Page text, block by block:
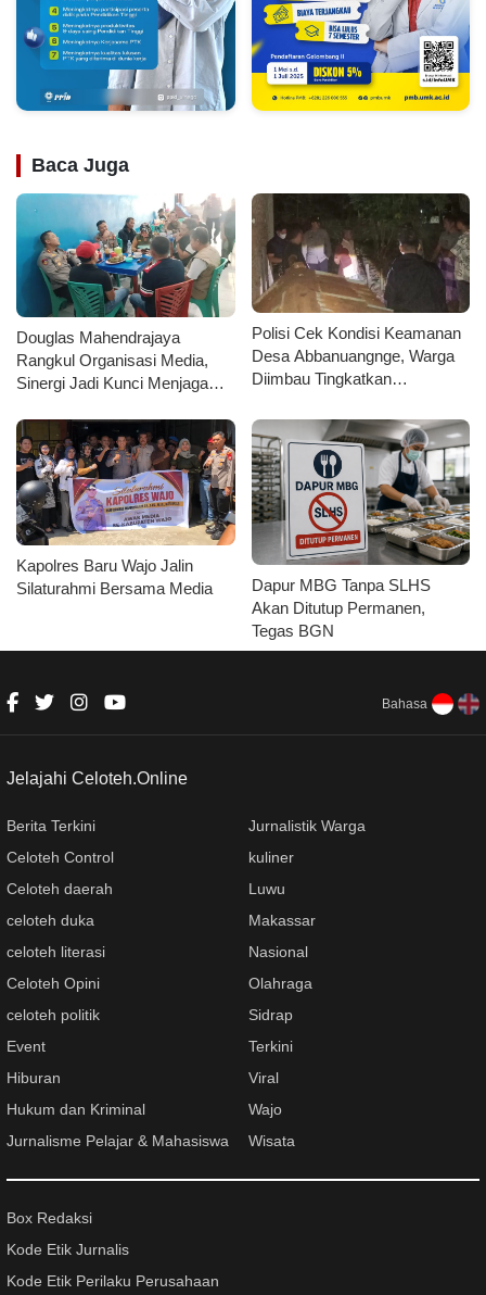
Baca Juga
Douglas Mahendrajaya
Rangkul Organisasi Media,
Sinergi Jadi Kunci Menjaga
Polisi Cek Kondisi Keamanan
Desa Abbanuangnge, Warga
Diimbau Tingkatkan
Kapolres Baru Wajo Jalin
Silaturahmi Bersama Media
Dapur MBG Tanpa SLHS
Akan Ditutup Permanen,
Tegas BGN
Bahasa
Jelajahi Celoteh.Online
Berita Terkini
Celoteh Control
Celoteh daerah
celoteh duka
celoteh literasi
Celoteh Opini
celoteh politik
Event
Hiburan
Hukum dan Kriminal
Jurnalisme Pelajar & Mahasiswa
Jurnalistik Warga
kuliner
Luwu
Makassar
Nasional
Olahraga
Sidrap
Terkini
Viral
Wajo
Wisata
Box Redaksi
Kode Etik Jurnalis
Kode Etik Perilaku Perusahaan